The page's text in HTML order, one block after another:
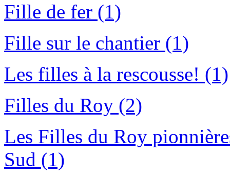
Fille de fer (1)
Fille sur le chantier (1)
Les filles à la rescousse! (1)
Filles du Roy (2)
Les Filles du Roy
Sud (1)